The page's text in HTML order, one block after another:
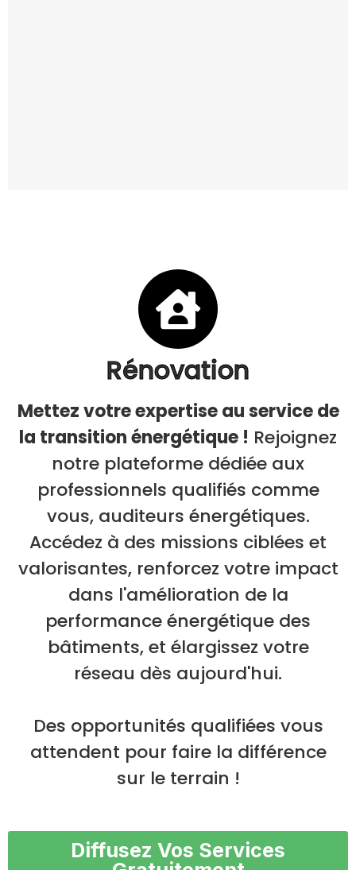
Rénovation
Mettez votre expertise au service de
la transition énergétique ! Rejoignez
notre plateforme dédiée aux
professionnels qualifiés comme
vous, auditeurs énergétiques.
Accédez à des missions ciblées et
valorisantes, renforcez votre impact
dans l'amélioration de la
performance énergétique des
bâtiments, et élargissez votre
réseau dès aujourd'hui.
Des opportunités qualifiées vous
attendent pour faire la différence
sur le terrain !
Diffusez Vos Services